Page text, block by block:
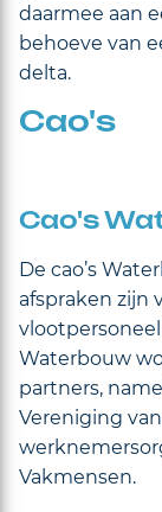
daarmee aan
behoeve van
delta.
Cao's
Cao's
De cao’s
afspraken zijn
vlootpersoneel
Waterbouw
partners,
Vereniging
Vakmensen.